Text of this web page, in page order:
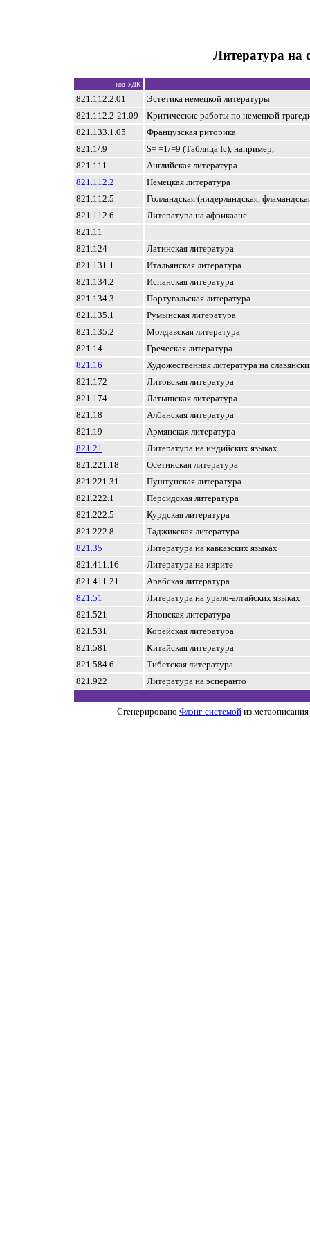
Литература на
код УДК
821.112.2.01
Эстетика немецкой литературы
821.112.2-21.09
Критические работы по немецкой
821.133.1.05
Французская риторика
821.1/.9
$= =1/=9 (Таблица Ic), например,
821.111
Английская литература
821.112.2
Немецкая литература
821.112.5
Голландская (нидерландская,
821.112.6
Литература на африкаанс
821.11
821.124
Латинская литература
821.131.1
Итальянская литература
821.134.2
Испанская литература
821.134.3
Португальская литература
821.135.1
Румынская литература
821.135.2
Молдавская литература
821.14
Греческая литература
821.16
Художественная литература на
821.172
Литовская литература
821.174
Латышская литература
821.18
Албанская литература
821.19
Армянская литература
821.21
Литература на индийских языках
821.221.18
Осетинская литература
821.221.31
Пуштунская литература
821.222.1
Персидская литература
821.222.5
Курдская литература
821.222.8
Таджикская литература
821.35
Литература на кавказских языках
821.411.16
Литература на иврите
821.411.21
Арабская литература
821.51
Литература на урало-алтайских языках
821.521
Японская литература
821.531
Корейская литература
821.581
Китайская литература
821.584.6
Тибетская литература
821.922
Литература на эсперанто
Сгенерировано Флэнг-системой из